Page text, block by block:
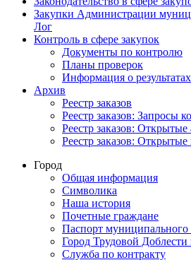
Закупки Администрации
Лог
Контроль в сфере закупок
Документы по контролю
Планы проверок
Информация о
Архив
Реестр заказов
Реестр заказов: Запросы
Реестр заказов:
Реестр заказов:
Город
Общая информация
Символика
Наша история
Почетные граждане
Паспорт
Город Трудовой
Служба по контракту